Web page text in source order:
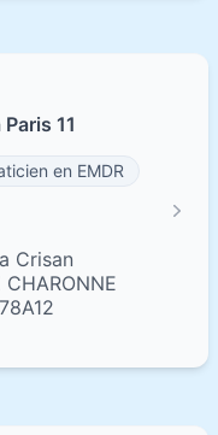
11
en EMDR
Crisan